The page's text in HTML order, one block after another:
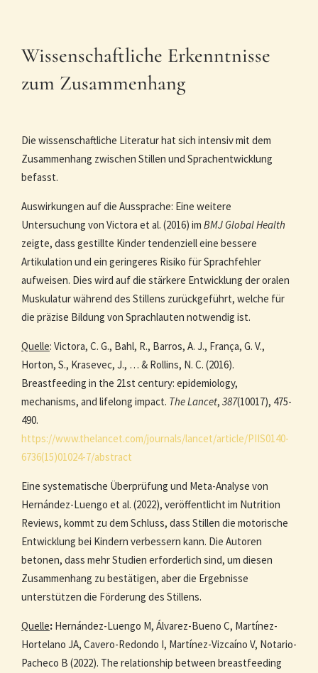
Wissenschaftliche Erkenntnisse
zum Zusammenhang
Die wissenschaftliche Literatur hat sich intensiv mit dem
Zusammenhang zwischen Stillen und Sprachentwicklung
befasst.
Auswirkungen auf die Aussprache: Eine weitere
Untersuchung von Victora et al. (2016) im BMJ Global Health
zeigte, dass gestillte Kinder tendenziell eine bessere
Artikulation und ein geringeres Risiko für Sprachfehler
aufweisen. Dies wird auf die stärkere Entwicklung der oralen
Muskulatur während des Stillens zurückgeführt, welche für
die präzise Bildung von Sprachlauten notwendig ist.
Quelle: Victora, C. G., Bahl, R., Barros, A. J., França, G. V.,
Horton, S., Krasevec, J., … & Rollins, N. C. (2016).
Breastfeeding in the 21st century: epidemiology,
mechanisms, and lifelong impact. The Lancet, 387(10017), 475-
490.
https://www.thelancet.com/journals/lancet/article/PIIS0140-
6736(15)01024-7/abstract
Eine systematische Überprüfung und Meta-Analyse von
Hernández-Luengo et al. (2022), veröffentlicht im Nutrition
Reviews, kommt zu dem Schluss, dass Stillen die motorische
Entwicklung bei Kindern verbessern kann. Die Autoren
betonen, dass mehr Studien erforderlich sind, um diesen
Zusammenhang zu bestätigen, aber die Ergebnisse
unterstützen die Förderung des Stillens.
Quelle: Hernández-Luengo M, Álvarez-Bueno C, Martínez-
Hortelano JA, Cavero-Redondo I, Martínez-Vizcaíno V, Notario-
Pacheco B (2022). The relationship between breastfeeding